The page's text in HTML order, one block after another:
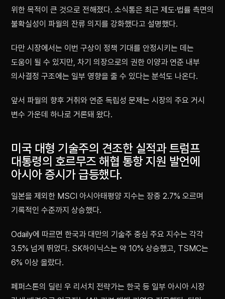
위한 목적이 큰 것으로 전해졌다. 소식통은 최근 제도·법률 측면의
불확실성이 파월의 잔류 의지를 강화했다고 설명했다.
다만 시장에서는 이번 구상이 정책 기대를 안정시키는 데는
도움이 될 수 있지만, 차기 의장으로의 권한 이양과 연준 내부
의사결정 구조에는 일부 영향을 줄 수 있다는 분석도 나온다.
앞서 파월의 향후 거취와 연준 독립성 문제는 시장의 주요 거시
변수 가운데 하나로 거론돼 왔다.
미국 대형 기술주의 견조한 실적과 트럼프
대통령의 호르무즈 해협 통항 지원 발언에
아시아 증시가 급등했다.
일본을 제외한 MSCI 아시아태평양 지수는 장중 2.7% 오르며
기록적인 수준까지 상승했다.
Odaily에 따르면 한국과 대만의 기술주 중심 주요 지수는 각각
3.5% 넘게 뛰었다. SK하이닉스는 약 10% 상승했고, TSMC는
6% 이상 올랐다.
페퍼스톤의 딜린 우 리서치 전략가는 한국 등 일부 아시아 시장